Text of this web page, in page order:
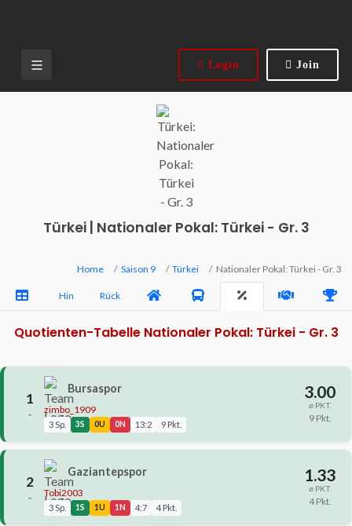
Login Join
Türkei | Nationaler Pokal: Türkei - Gr. 3
Home Saison 9 Türkei Nationaler Pokal: Türkei - Gr. 3
Hin Rück
Quotienten-Tabelle Nationaler Pokal: Türkei - Gr. 3
1
–
Bursaspor
zimbo_1909
3 Sp. 3S 0U 0N 13:2 9 Pkt.
3.00
⌀ PKT.
9 Pkt.
2
–
Gaziantepspor
Tobi2003
3 Sp. 1S 1U 1N 4:7 4 Pkt.
1.33
⌀ PKT.
4 Pkt.